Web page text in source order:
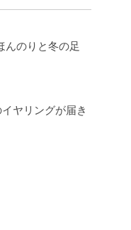
んのりと冬の足
ヤリングが届き